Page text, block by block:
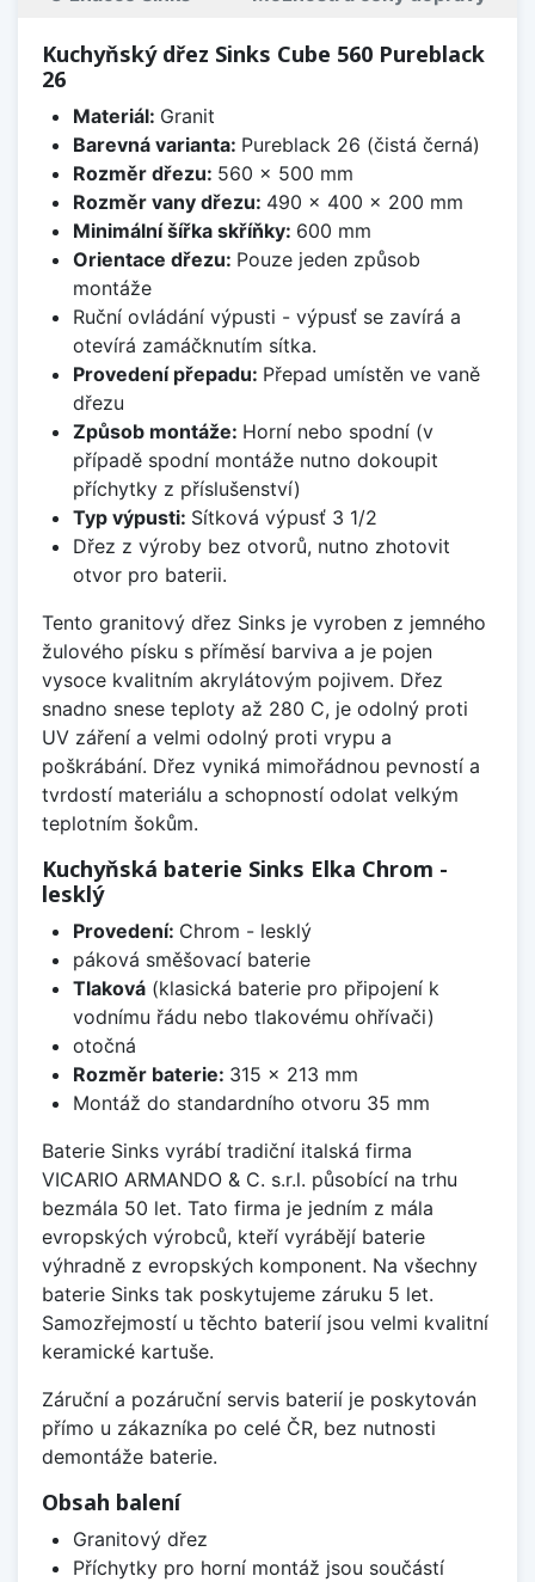
Kuchyňský dřez Sinks Cube 560 Pureblack
26
Materiál: Granit
Barevná varianta: Pureblack 26 (čistá černá)
Rozměr dřezu: 560 x 500 mm
Rozměr vany dřezu: 490 x 400 x 200 mm
Minimální šířka skříňky: 600 mm
Orientace dřezu: Pouze jeden způsob
montáže
Ruční ovládání výpusti - výpusť se zavírá a
otevírá zamáčknutím sítka.
Provedení přepadu: Přepad umístěn ve vaně
dřezu
Způsob montáže: Horní nebo spodní (v
případě spodní montáže nutno dokoupit
příchytky z příslušenství)
Typ výpusti: Sítková výpusť 3 1/2
Dřez z výroby bez otvorů, nutno zhotovit
otvor pro baterii.
Tento granitový dřez Sinks je vyroben z jemného
žulového písku s příměsí barviva a je pojen
vysoce kvalitním akrylátovým pojivem. Dřez
snadno snese teploty až 280 C, je odolný proti
UV záření a velmi odolný proti vrypu a
poškrábání. Dřez vyniká mimořádnou pevností a
tvrdostí materiálu a schopností odolat velkým
teplotním šokům.
Kuchyňská baterie Sinks Elka Chrom -
lesklý
Provedení: Chrom - lesklý
páková směšovací baterie
Tlaková(klasická baterie pro připojení k
vodnímu řádu nebo tlakovému ohřívači)
otočná
Rozměr baterie: 315 x 213 mm
Montáž do standardního otvoru 35 mm
Baterie Sinks vyrábí tradiční italská firma
VICARIO ARMANDO & C. s.r.l. působící na trhu
bezmála 50 let. Tato firma je jedním z mála
evropských výrobců, kteří vyrábějí baterie
výhradně z evropských komponent. Na všechny
baterie Sinks tak poskytujeme záruku 5 let.
Samozřejmostí u těchto baterií jsou velmi kvalitní
keramické kartuše.
Záruční a pozáruční servis baterií je poskytován
přímo u zákazníka po celé ČR, bez nutnosti
demontáže baterie.
Obsah balení
Granitový dřez
Příchytky pro horní montáž jsou součástí